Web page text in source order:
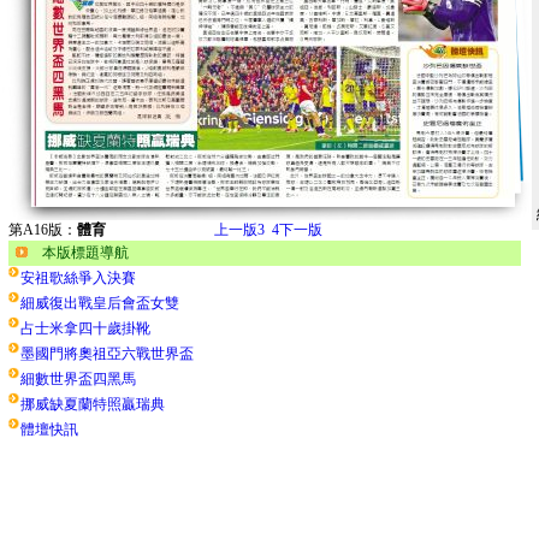
第A16版： 體育 上一版3 4下一版
本版標題導航
安祖歌絲爭入決賽
細威復出戰皇后會盃女雙
占士米拿四十歲掛靴
墨國門將奧祖亞六戰世界盃
細數世界盃四黑馬
挪威缺夏蘭特照贏瑞典
體壇快訊